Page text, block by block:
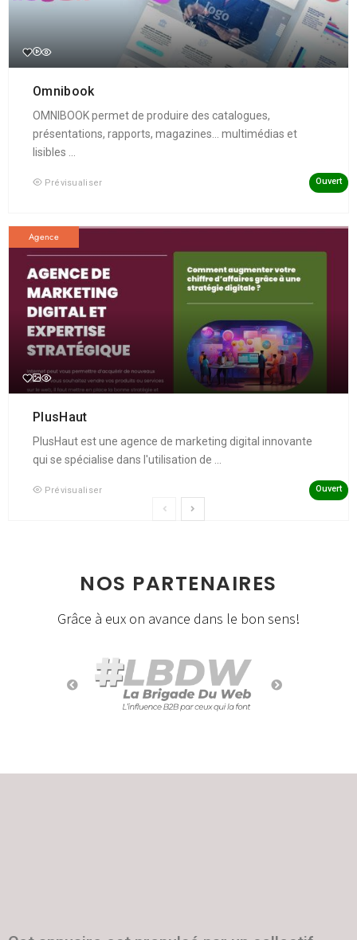
Omnibook
OMNIBOOK permet de produire des catalogues,
présentations, rapports, magazines... multimédias et
lisibles ...
Prévisualiser Ouvert
Agence
PlusHaut
PlusHaut est une agence de marketing digital innovante
qui se spécialise dans l'utilisation de ...
Prévisualiser Ouvert
NOS PARTENAIRES
Grâce à eux on avance dans le bon sens!